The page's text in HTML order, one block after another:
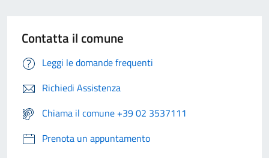
Contatta il comune
Leggi le domande frequenti
Richiedi Assistenza
Chiama il comune +39 02 3537111
Prenota un appuntamento